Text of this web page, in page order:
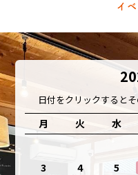
イ
日付をクリックすると
月 火 水
3
4 5